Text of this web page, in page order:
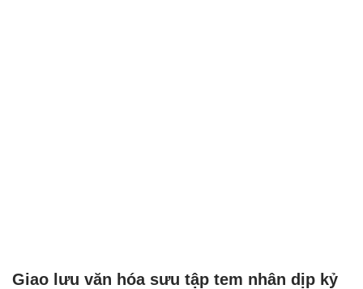
Giao lưu văn hóa sưu tập tem nhân dịp kỷ